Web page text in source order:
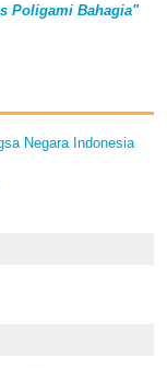
Poligami Bahagia"
Negara Indonesia